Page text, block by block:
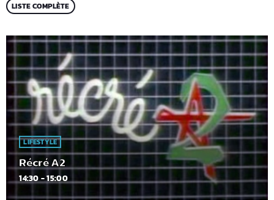
LISTE COMPLÈTE
LIFESTYLE
Récré A2
14:30 - 15:00